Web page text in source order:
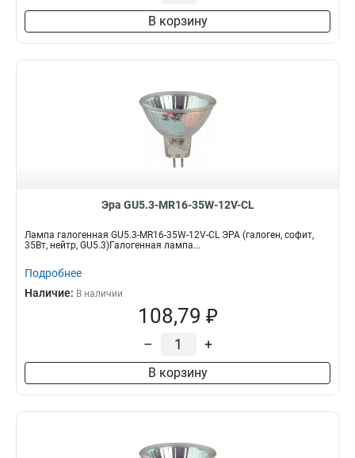
В корзину
Эра GU5.3-MR16-35W-12V-CL
Лампа галогенная GU5.3-MR16-35W-12V-CL ЭРА (галоген, софит,
35Вт, нейтр, GU5.3)Галогенная лампа...
Подробнее
Наличие: В наличии
108,79 ₽
– +
В корзину